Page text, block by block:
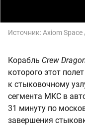
Источник:Axiom Space
Корабль Crew
которого этот
к стыковочному
сегмента МКС в
31 минуту по
завершения